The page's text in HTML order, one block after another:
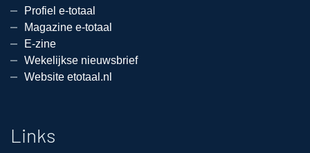
Profiel e-totaal
Magazine e-totaal
E-zine
Wekelijkse nieuwsbrief
Website etotaal.nl
Links